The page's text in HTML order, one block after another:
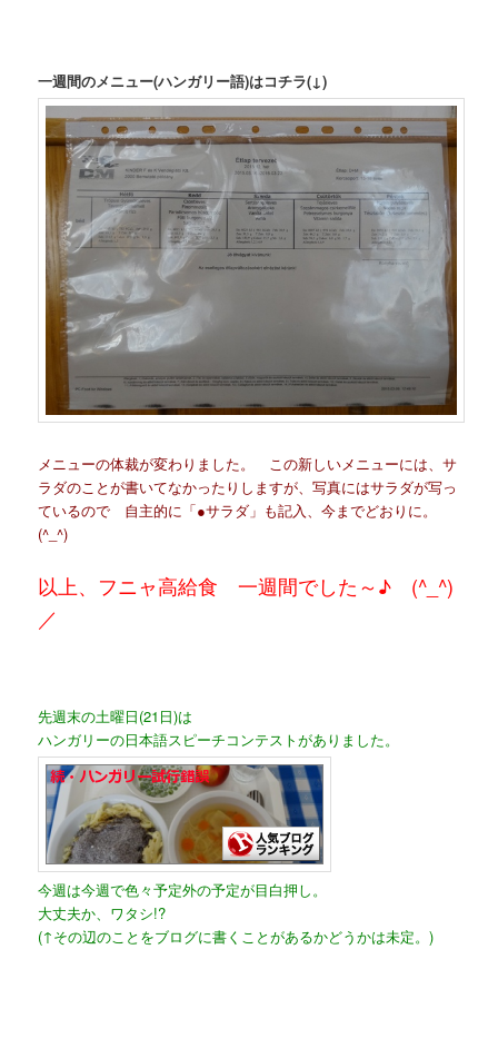
一週間のメニュー(ハンガリー語)はコチラ(↓)
メニューの体裁が変わりました。 この新しいメニューには、サ
ラダのことが書いてなかったりしますが、写真にはサラダが写っ
ているので 自主的に「●サラダ」も記入、今までどおりに。
(^_^)
以上、フニャ高給食 一週間でした～♪ (^_^)
／
先週末の土曜日(21日)は
ハンガリーの日本語スピーチコンテストがありました。
今週は今週で色々予定外の予定が目白押し。
大丈夫か、ワタシ!?
(↑その辺のことをブログに書くことがあるかどうかは未定。)